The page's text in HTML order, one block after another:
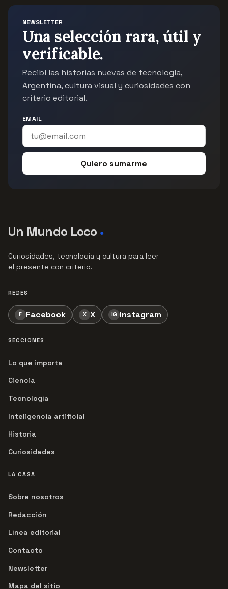
NEWSLETTER
Una selección rara, útil y
verificable.
Recibí las historias nuevas de tecnología,
Argentina, cultura visual y curiosidades con
criterio editorial.
EMAIL
Quiero sumarme
Un Mundo Loco ●
Curiosidades, tecnología y cultura para leer
el presente con criterio.
REDES
F Facebook X X IG Instagram
SECCIONES
Lo que importa
Ciencia
Tecnología
Inteligencia artificial
Historia
Curiosidades
LA CASA
Sobre nosotros
Redacción
Línea editorial
Contacto
Newsletter
Mapa del sitio